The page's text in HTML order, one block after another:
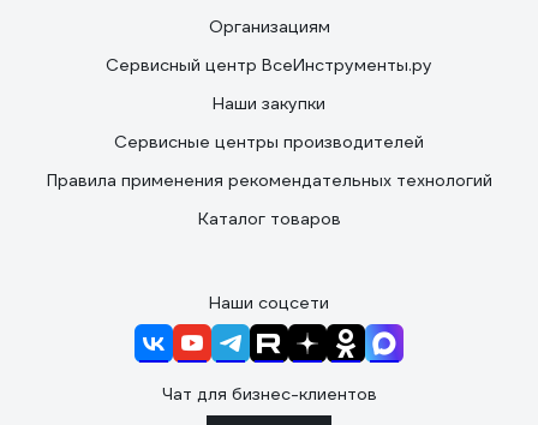
Организациям
Сервисный центр ВсеИнструменты.ру
Наши закупки
Сервисные центры производителей
Правила применения рекомендательных технологий
Каталог товаров
Наши соцсети
Чат для бизнес-клиентов